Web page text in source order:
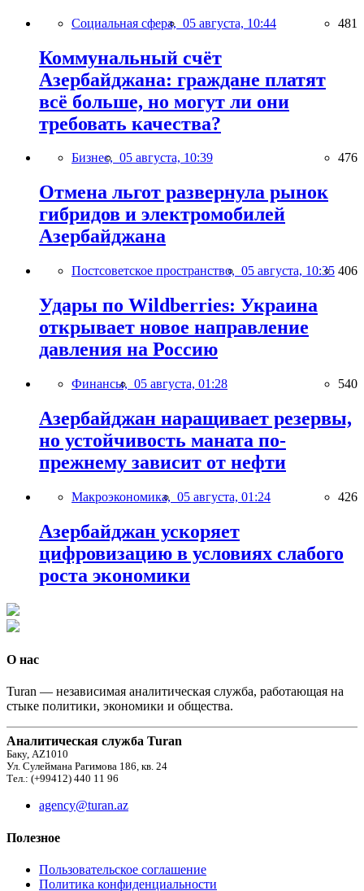
Социальная сфера, 05 августа, 10:44 481
Коммунальный счёт
Азербайджана: граждане платят
всё больше, но могут ли они
требовать качества?
Бизнес, 05 августа, 10:39 476
Отмена льгот развернула рынок
гибридов и электромобилей
Азербайджана
Постсоветское пространство, 05 августа, 10:35 406
Удары по Wildberries: Украина
открывает новое направление
давления на Россию
Финансы, 05 августа, 01:28 540
Азербайджан наращивает резервы,
но устойчивость маната по-
прежнему зависит от нефти
Макроэкономика, 05 августа, 01:24 426
Азербайджан ускоряет
цифровизацию в условиях слабого
роста экономики
О нас
Turan — независимая аналитическая служба, работающая на
стыке политики, экономики и общества.
Аналитическая служба Turan
Баку, AZ1010
Ул. Сулеймана Рагимова 186, кв. 24
Тел.: (+99412) 440 11 96
agency@turan.az
Полезное
Пользовательское соглашение
Политика конфиденциальности